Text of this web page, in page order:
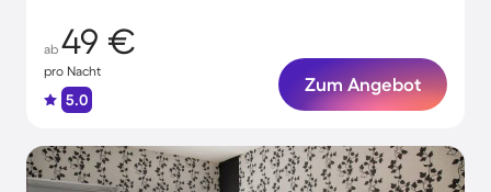
ab 49 €
pro Nacht
5.0
Zum Angebot